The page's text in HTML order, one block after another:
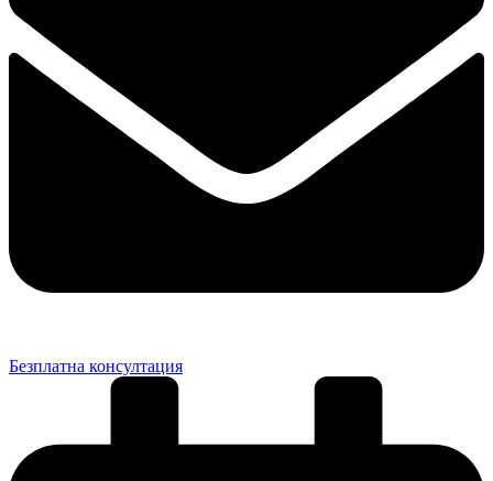
Безплатна консултация